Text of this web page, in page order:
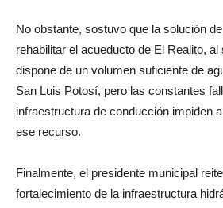
No obstante, sostuvo que la solución
rehabilitar el acueducto de El Realito,
dispone de un volumen suficiente de
San Luis Potosí, pero las constantes
infraestructura de conducción impiden
ese recurso.
Finalmente, el presidente municipal
fortalecimiento de la infraestructura